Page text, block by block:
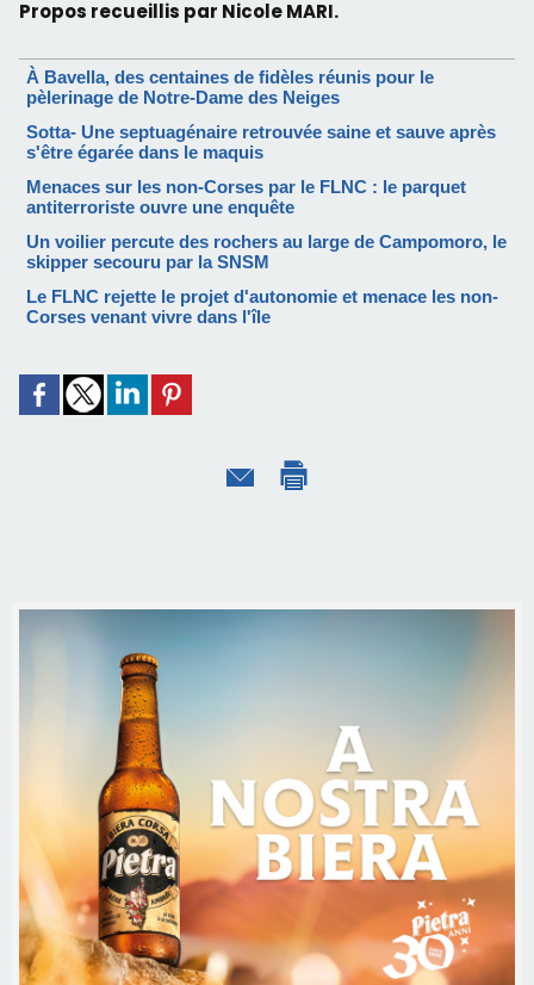
Propos recueillis par Nicole MARI.
À Bavella, des centaines de fidèles réunis pour le
pèlerinage de Notre-Dame des Neiges
Sotta- Une septuagénaire retrouvée saine et sauve après
s'être égarée dans le maquis
Menaces sur les non-Corses par le FLNC : le parquet
antiterroriste ouvre une enquête
Un voilier percute des rochers au large de Campomoro, le
skipper secouru par la SNSM
Le FLNC rejette le projet d'autonomie et menace les non-
Corses venant vivre dans l'île